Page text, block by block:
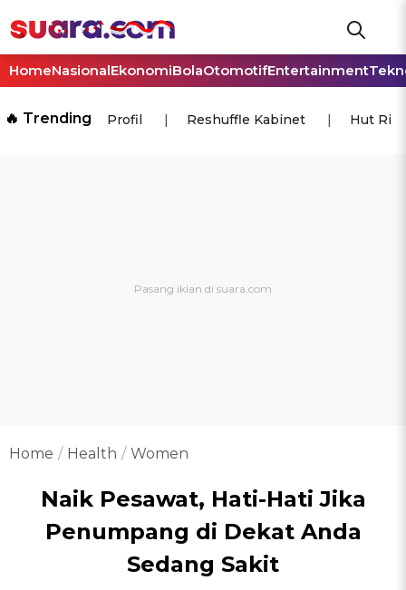
HomeNasionalEkonomiBolaOtomotifEntertainment
🔥 Trending Profil Reshuffle Kabinet Hut Ri
Home Health Women
Naik Pesawat, Hati-Hati Jika
Penumpang di Dekat Anda
Sedang Sakit